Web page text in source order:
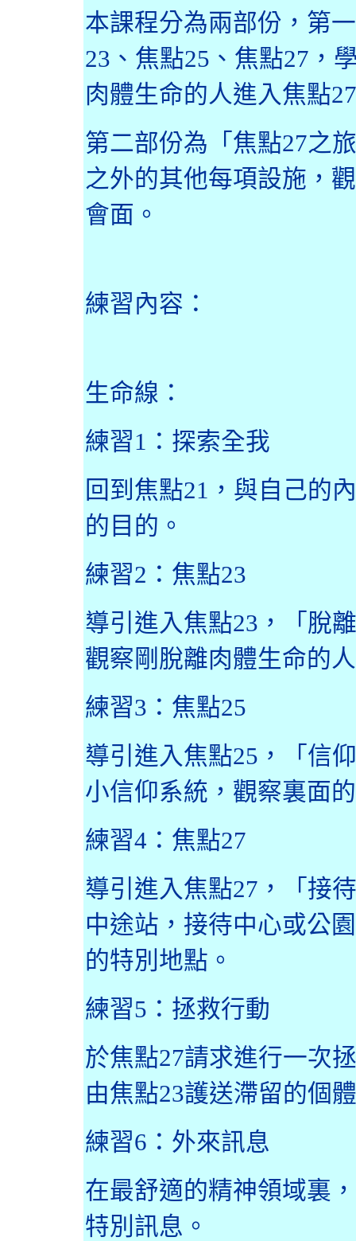
本課程分為兩部份，第
23 、焦點25 、焦點27 ，
肉體生命的人進入焦點27
第二部份為「焦點27之
之外的其他每項設施，
會面。
練習內容：
生命線：
練習1 ：探索全我
回到焦點21 ，與自己的
的目的。
練習2 ：焦點23
導引進入焦點23 ，「脫
觀察剛脫離肉體生命的
練習3 ：焦點25
導引進入焦點25 ，「信
小信仰系統，觀察裏面
練習4 ：焦點27
導引進入焦點27 ，「接
中途站，接待中心或公
的特別地點。
練習5 ：拯救行動
於焦點27請求進行一次
由焦點23護送滯留的個
練習6 ：外來訊息
在最舒適的精神領域裏
特別訊息。